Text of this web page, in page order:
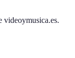
videoymusica.es.